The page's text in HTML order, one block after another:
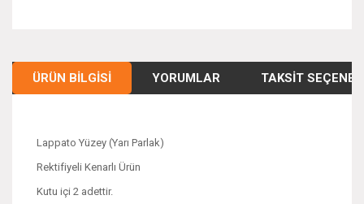
ÜRÜN BILGISI YORUMLAR TAKSIT
Lappato Yüzey (Yarı Parlak)
Rektifiyeli Kenarlı Ürün
Kutu içi 2 adettir.